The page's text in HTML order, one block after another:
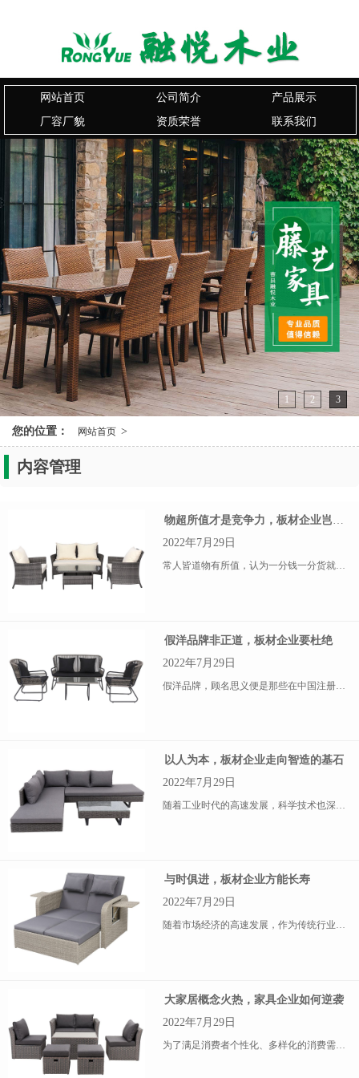
网站首页 公司简介
产品展示
厂容厂貌
资质荣誉 联系我们
1 2 3
您的位置： 网站首页 >
内容管理
物超所值才是竞争力，板材企业岂可放过
2022年7月29日
常人皆道物有所值，认为一分钱一分货就能让消费者满意，但是随着消费者的口味被慢慢养刁，简单的物有所值早就不能吸引消费者的注意，板材企业想要获到,,,
假洋品牌非正道，板材企业要杜绝
2022年7月29日
假洋品牌，顾名思义便是那些在中国注册，但无论在包装宣传还是产品营销上都在暗示消费者，误导甚至欺骗消费者认为他们是来自国外的品牌，终获取暴利
以人为本，板材企业走向智造的基石
2022年7月29日
随着工业时代的高速发展，科学技术也深入到各行各业的应用当中，机器在工业生产领域作用越发重要，作为传统行业的板材企业也积极进行生产设备的更新换代，采用“机器换人”的方式，争取成就中国智造的美名
与时俱进，板材企业方能长寿
2022年7月29日
随着市场经济的高速发展，作为传统行业的板材企业已经不能再单纯地依靠传统的发展模式生存了，想要长远的发展下去，板材企业精心研究不断变化着的市场动态和消费者
大家居概念火热，家具企业如何逆袭
2022年7月29日
为了满足消费者个性化、多样化的消费需求，“大家居”概念应运而生，并在家具业内越炒越火。可以说，“大家居”是时下家具行业发展火热的概念之一，家具企业都跃跃欲试